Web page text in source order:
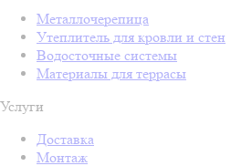
Металлочерепица
Утеплитель для кровли и стен
Водосточные системы
Материалы для террасы
Услуги
Доставка
Монтаж